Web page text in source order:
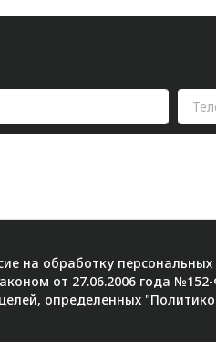
на обработку
от 27.06.2006 года
определенных "